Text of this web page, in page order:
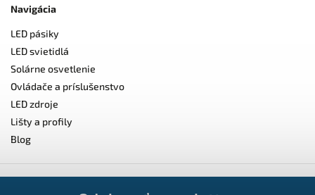
Navigácia
LED pásiky
LED svietidlá
Solárne osvetlenie
Ovládače a príslušenstvo
LED zdroje
Lišty a profily
Blog